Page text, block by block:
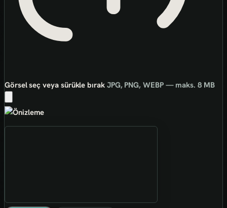
Görsel seç veya sürükle bırak JPG, PNG, WEBP — maks. 8 MB